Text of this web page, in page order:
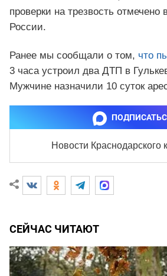
проверки на трезвость отмечено
России.
Ранее мы сообщали о том, что
3 часа устроил два ДТП в
Мужчине назначили 10 суток
Новости Краснодарского
СЕЙЧАС ЧИТАЮТ